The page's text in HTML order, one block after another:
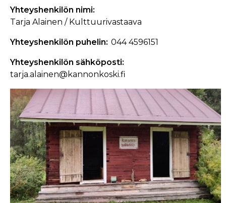
Yhteyshenkilön nimi
Tarja Alainen / Kulttuurivastaava
Yhteyshenkilön puhelin 044 4596151
Yhteyshenkilön sähköposti
tarja.alainen@kannonkoski.fi